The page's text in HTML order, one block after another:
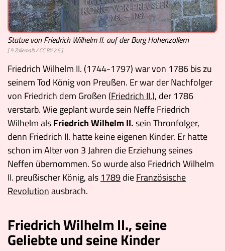
Statue von Friedrich Wilhelm II. auf der Burg Hohenzollern
[ ©Zollernalb/CC BY-2.5]
Friedrich Wilhelm II. (1744-1797) war von 1786 bis zu
seinem Tod König von Preußen. Er war der Nachfolger
von Friedrich dem Großen (Friedrich II.), der 1786
verstarb. Wie geplant wurde sein Neffe Friedrich
Wilhelm alsFriedrich Wilhelm II.sein Thronfolger,
denn Friedrich II. hatte keine eigenen Kinder. Er hatte
schon im Alter von 3 Jahren die Erziehung seines
Neffen übernommen. So wurde also Friedrich Wilhelm
II. preußischer König, als 1789dieFranzösische
Revolutionausbrach.
Friedrich Wilhelm II., seine
Geliebte und seine Kinder